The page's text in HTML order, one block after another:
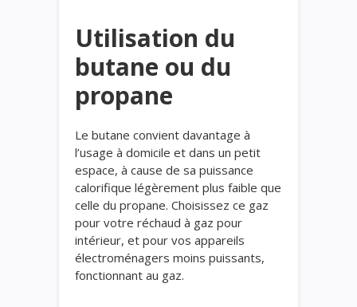
Utilisation du
butane ou du
propane
Le butane convient davantage à
l’usage à domicile et dans un petit
espace, à cause de sa puissance
calorifique légèrement plus faible que
celle du propane. Choisissez ce gaz
pour votre réchaud à gaz pour
intérieur, et pour vos appareils
électroménagers moins puissants,
fonctionnant au gaz.